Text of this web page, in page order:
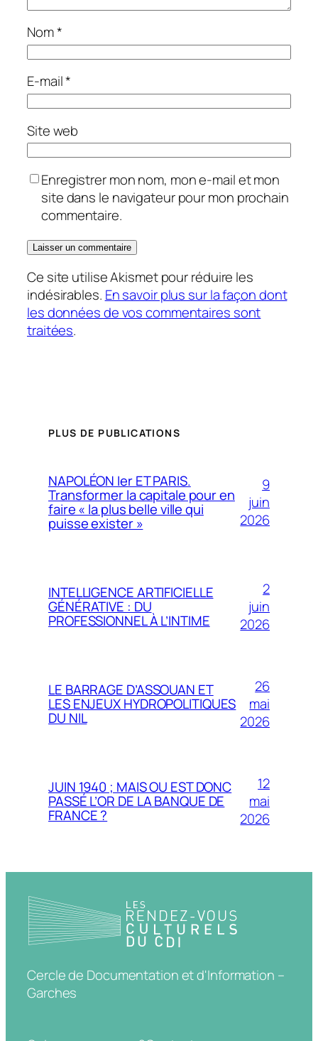
Nom*
E-mail*
Site web
Enregistrer mon nom, mon e-mail et mon
site dans le navigateur pour mon prochain
commentaire.
Ce site utilise Akismet pour réduire les
indésirables. En savoir plus sur la façon dont
les données de vos commentaires sont
traitées.
PLUS DE PUBLICATIONS
NAPOLÉON Ier ET PARIS.
Transformer la capitale pour en
faire « la plus belle ville qui
puisse exister »
9
juin
2026
INTELLIGENCE ARTIFICIELLE
GÉNÉRATIVE : DU
PROFESSIONNEL À L’INTIME
2
juin
2026
LE BARRAGE D’ASSOUAN ET
LES ENJEUX HYDROPOLITIQUES
DU NIL
26
mai
2026
JUIN 1940 ; MAIS OU EST DONC
PASSÉ L’OR DE LA BANQUE DE
FRANCE ?
12
mai
2026
Cercle de Documentation et d'Information –
Garches